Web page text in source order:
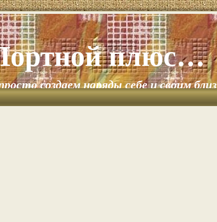
плюс…
создаем наряды себе и своим